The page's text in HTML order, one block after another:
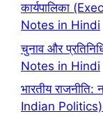
कार्यपालिका
Notes in Hindi
चुनाव और
Notes in Hindi
भारतीय
Indian